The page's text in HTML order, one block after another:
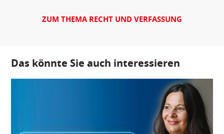
ZUM THEMA RECHT UND VERFASSUNG
Das könnte Sie auch interessieren